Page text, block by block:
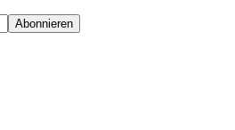
Abonnieren